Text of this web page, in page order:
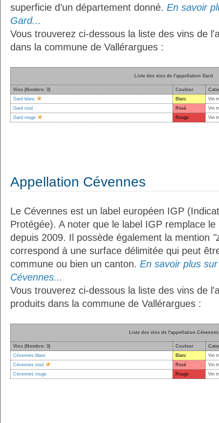
superficie d’un département donné. En savoir
Gard...
Vous trouverez ci-dessous la liste des vins de
dans la commune de Vallérargues :
Liste des vins de l'appellation Gard
Vins (Nombre: 3) Couleur
Gard blanc
Blanc
Vin
Gard rosé
Rosé
Vin
Gard rouge
Rouge Vin
Appellation Cévennes
Le Cévennes est un label européen IGP
Protégée). A noter que le label IGP remplace
depuis 2009. Il possède également la mention
correspond à une surface délimitée qui peut
commune ou bien un canton. En savoir plus
Cévennes...
Vous trouverez ci-dessous la liste des vins de
produits dans la commune de Vallérargues :
Liste des vins de l'appellation Cévennes
Vins (Nombre: 3) Couleur
Cévennes blanc
Blanc
Vin
Cévennes rosé
Rosé
Vin
Cévennes rouge
Rouge Vin